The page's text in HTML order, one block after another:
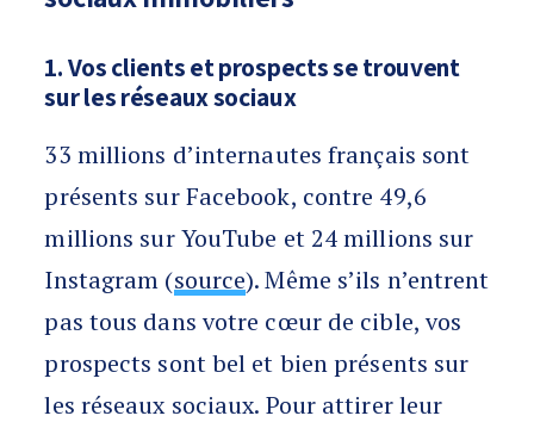
1. Vos clients et prospects se trouvent
sur les réseaux sociaux
33 millions d’internautes français sont
présents sur Facebook, contre 49,6
millions sur YouTube et 24 millions sur
Instagram (source). Même s’ils n’entrent
pas tous dans votre cœur de cible, vos
prospects sont bel et bien présents sur
les réseaux sociaux. Pour attirer leur